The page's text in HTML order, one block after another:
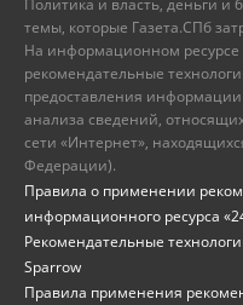
темы, которые Газета.СПб
На информационном ресурсе
рекомендательные
предоставления
анализа сведений,
сети «Интернет»,
Федерации).
Правила о применении
информационного ресурса
Рекомендательные
Sparrow
Правила применения